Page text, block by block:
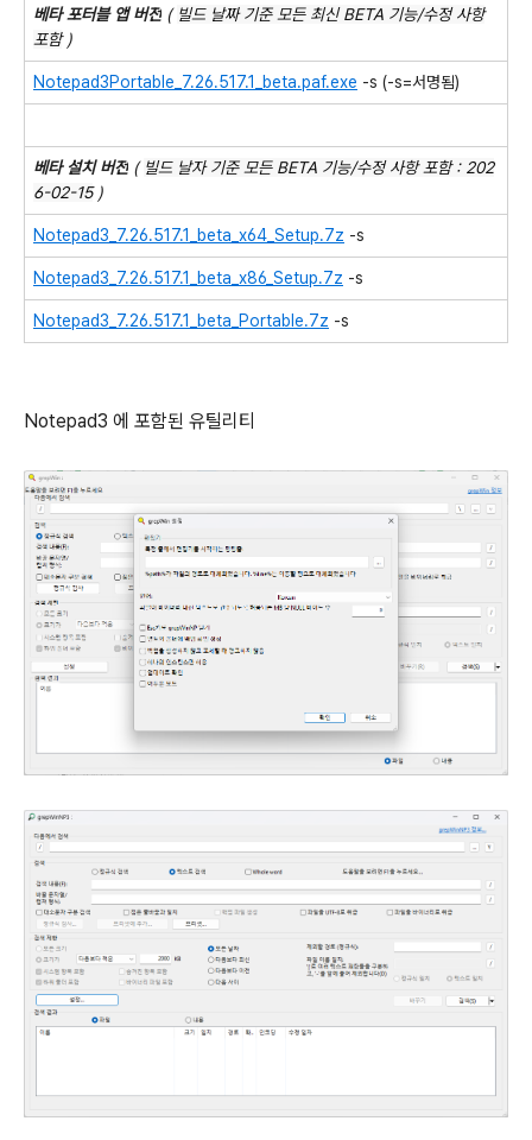
베타 포터블 앱 버전 ( 빌드 날짜 기준 모든 최신 BETA 기능/수정 사항
포함)
Notepad3Portable_7.26.517.1_beta.paf.exe -s (-s=서명됨)
베타 설치 버전 ( 빌드 날자 기준 모든 BETA 기능/수정 사항포함 : 202
6-02-15)
Notepad3_7.26.517.1_beta_x64_Setup.7z -s
Notepad3_7.26.517.1_beta_x86_Setup.7z -s
Notepad3_7.26.517.1_beta_Portable.7z -s
Notepad3 에 포함된 유틸리티